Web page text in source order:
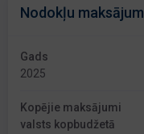
Nodokļu
Gads
2025
Kopējie maksājumi
valsts kopbudžetā